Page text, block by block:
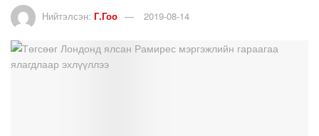
Нийтэлсэн: Г.Гоо 2019-08-14